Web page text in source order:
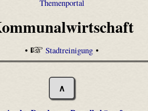
Themenportal
• Stadtreinigung•
∧